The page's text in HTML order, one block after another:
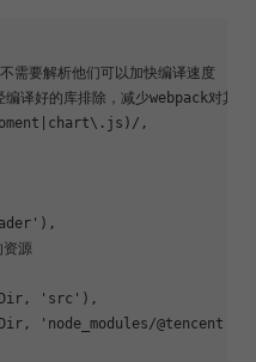
要解析他们可以加快编译速度
译好的库排除，减少webpack对其解
,
),
源
'src' ),
'node_modules/@tencent'